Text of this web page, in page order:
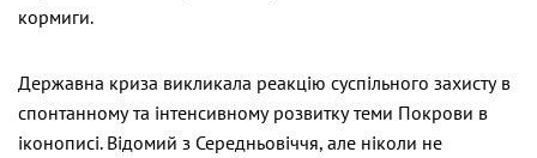
кормиги.
Державна криза викликала реакцію суспільного захисту в
спонтанному та інтенсивному розвитку теми Покрови в
іконописі. Відомий з Середньовіччя, але ніколи не